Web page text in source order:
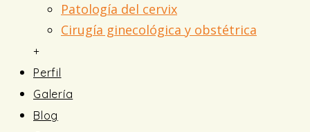
Patología del cervix
Cirugía ginecológica y obstétrica
+
Perfil
Galería
Blog